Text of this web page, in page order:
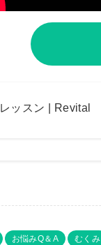
レッスン | Revital
お悩みQ＆A むくみ